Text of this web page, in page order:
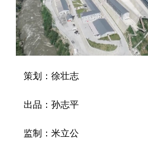
策划：徐壮志
出品：孙志平
监制：米立公